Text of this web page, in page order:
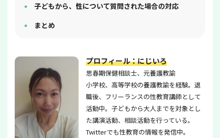
子どもから、性について質問された場合の対応
まとめ
プロフィール：にじいろ
思春期保健相談士、元養護教諭
小学校、高等学校の養護教諭を経験。退
職後、フリーランスの性教育講師として
活動中。子どもから大人までを対象とし
た講演活動、相談活動を行っている。
Twitterでも性教育の情報を発信中。